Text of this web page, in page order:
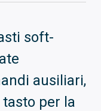
soft-
ausiliari,
per la